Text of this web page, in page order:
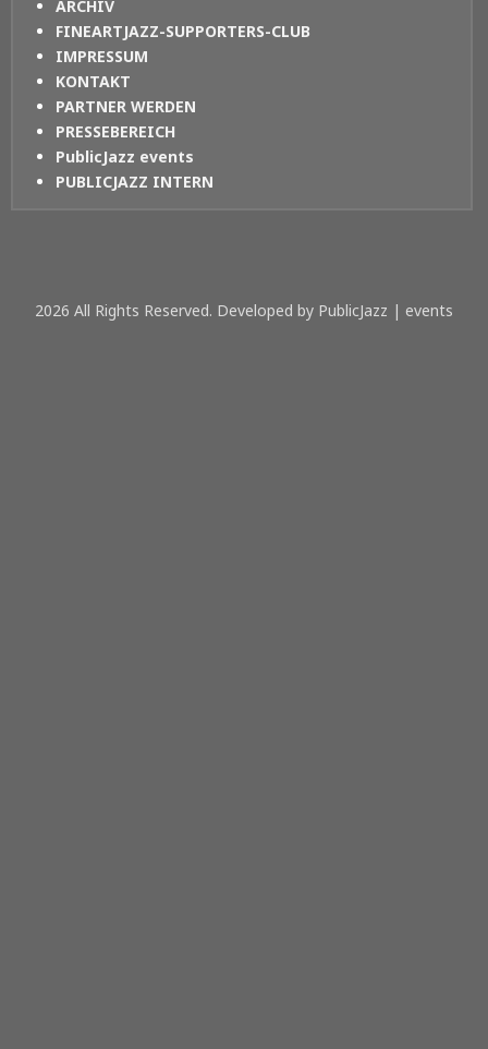
ARCHIV
FINEARTJAZZ-SUPPORTERS-CLUB
IMPRESSUM
KONTAKT
PARTNER WERDEN
PRESSEBEREICH
PublicJazz events
PUBLICJAZZ INTERN
2026 All Rights Reserved. Developed by PublicJazz | events